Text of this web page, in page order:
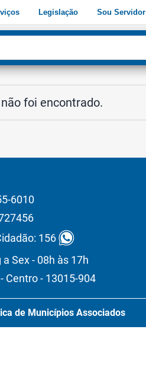
Legislação Sou Servidor
foi encontrado.
6010
156
Sex - 08h às 17h
Centro - 13015-904
de Municípios Associados